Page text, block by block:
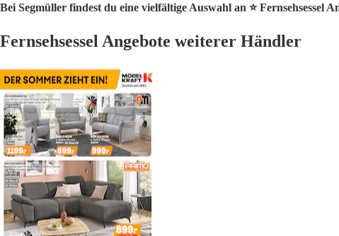
Bei Segmüller findest du eine vielfältige Auswahl an ⭐️ Fernsehsessel
Fernsehsessel Angebote weiterer Händler